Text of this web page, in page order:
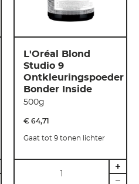
L'Oréal Blond
Studio 9
Ontkleuringspoeder
Bonder Inside
500g
€ 64,71
Gaat tot 9 tonen lichter